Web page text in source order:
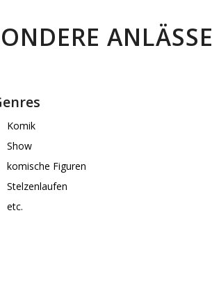
ANLÄSSE
Komik
Show
komische Figuren
Stelzenlaufen
etc.